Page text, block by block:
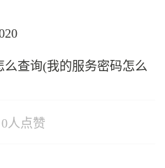
么查询(我的服务密码怎么
0 人点赞